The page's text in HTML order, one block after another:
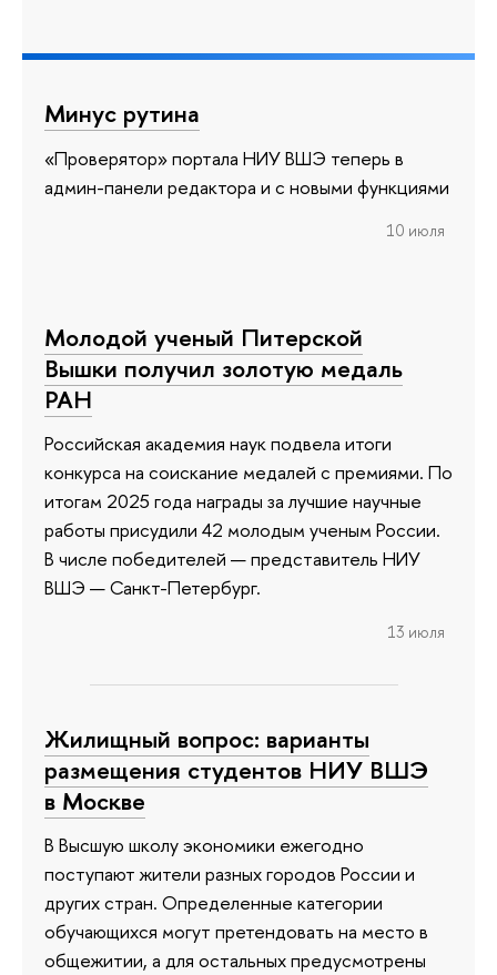
Минус рутина
«Проверятор» портала НИУ ВШЭ теперь в
админ-панели редактора и с новыми функциями
10 июля
Молодой ученый Питерской
Вышки получил золотую медаль
РАН
Российская академия наук подвела итоги
конкурса на соискание медалей с премиями. По
итогам 2025 года награды за лучшие научные
работы присудили 42 молодым ученым России.
В числе победителей — представитель НИУ
ВШЭ — Санкт-Петербург.
13 июля
Жилищный вопрос: варианты
размещения студентов НИУ ВШЭ
в Москве
В Высшую школу экономики ежегодно
поступают жители разных городов России и
других стран. Определенные категории
обучающихся могут претендовать на место в
общежитии, а для остальных предусмотрены